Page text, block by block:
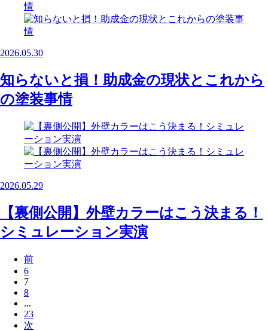
2026.05.30
知らないと損！助成金の現状とこれから
の塗装事情
2026.05.29
【裏側公開】外壁カラーはこう決まる！
シミュレーション実演
前
6
7
8
...
23
次